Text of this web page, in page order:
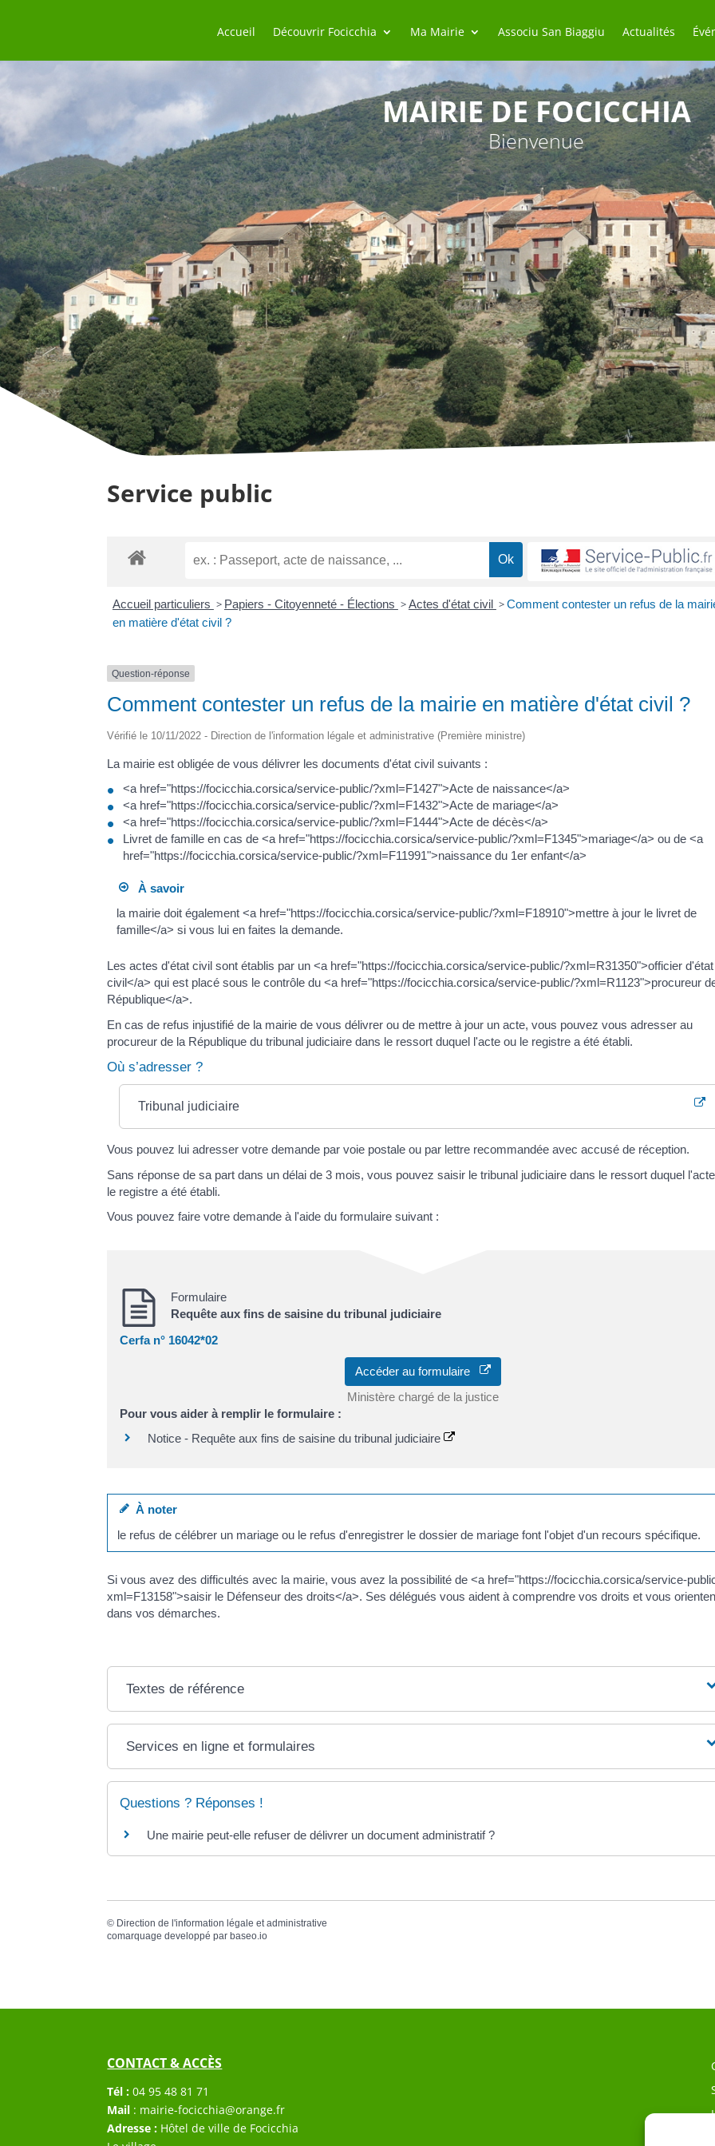
Accueil Découvrir Focicchia Ma Mairie Associu San Biaggiu Actualités
MAIRIE DE FOCICCHIA
Bienvenue
Service public
Accueil particuliers > Papiers - Citoyenneté - Élections >Actes d'état civil >Comment contester un refus de la
en matière d'état civil ?
Question-réponse
Comment contester un refus de la mairie en matière d'état civil ?
Vérifié le 10/11/2022 - Direction de l'information légale et administrative (Première ministre)
La mairie est obligée de vous délivrer les documents d'état civil suivants :
<a href="https://focicchia.corsica/service-public/?xml=F1427">Acte de naissance</a>
<a href="https://focicchia.corsica/service-public/?xml=F1432">Acte de mariage</a>
<a href="https://focicchia.corsica/service-public/?xml=F1444">Acte de décès</a>
Livret de famille en cas de <a href="https://focicchia.corsica/service-public/?xml=F1345">mariage</a> ou de <a
href="https://focicchia.corsica/service-public/?xml=F11991">naissance du 1er enfant</a>
À savoir
la mairie doit également <a href="https://focicchia.corsica/service-public/?xml=F18910">mettre à jour le livret de
famille</a> si vous lui en faites la demande.
Les actes d'état civil sont établis par un <a href="https://focicchia.corsica/service-public/?xml=R31350">officier d'état
civil</a> qui est placé sous le contrôle du <a href="https://focicchia.corsica/service-public/?xml=R1123">procureur
République</a>.
En cas de refus injustifié de la mairie de vous délivrer ou de mettre à jour un acte, vous pouvez vous adresser au
procureur de la République du tribunal judiciaire dans le ressort duquel l'acte ou le registre a été établi.
Où s’adresser ?
Tribunal judiciaire
Vous pouvez lui adresser votre demande par voie postale ou par lettre recommandée avec accusé de réception.
Sans réponse de sa part dans un délai de 3 mois, vous pouvez saisir le tribunal judiciaire dans le ressort duquel
le registre a été établi.
Vous pouvez faire votre demande à l'aide du formulaire suivant :
Formulaire
Requête aux fins de saisine du tribunal judiciaire
Cerfa n° 16042*02
Accéder au formulaire
Ministère chargé de la justice
Pour vous aider à remplir le formulaire :
Notice - Requête aux fins de saisine du tribunal judiciaire
À noter
le refus de célébrer un mariage ou le refus d'enregistrer le dossier de mariage font l'objet d'un recours spécifique.
Si vous avez des difficultés avec la mairie, vous avez la possibilité de <a href="https://focicchia.corsica/service-
xml=F13158">saisir le Défenseur des droits</a>. Ses délégués vous aident à comprendre vos droits et vous
dans vos démarches.
Textes de référence
Services en ligne et formulaires
Questions ? Réponses !
Une mairie peut-elle refuser de délivrer un document administratif ?
© Direction de l'information légale et administrative
comarquage developpé parbaseo.io
CONTACT & ACCÈS
Tél : 04 95 48 81 71
Mail : mairie-focicchia@orange.fr
Adresse : Hôtel de ville de Focicchia